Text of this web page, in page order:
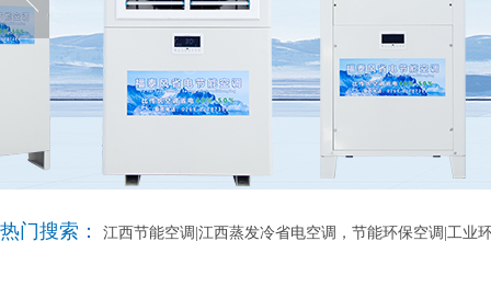
热门搜索： 江西节能空调|江西蒸发冷省电空调，节能环保空调|工业